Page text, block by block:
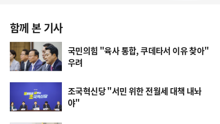
함께 본 기사
국민의힘 "육사 통합, 쿠데타서 이유 찾아"
우려
조국혁신당 "서민 위한 전월세 대책 내놔
야"